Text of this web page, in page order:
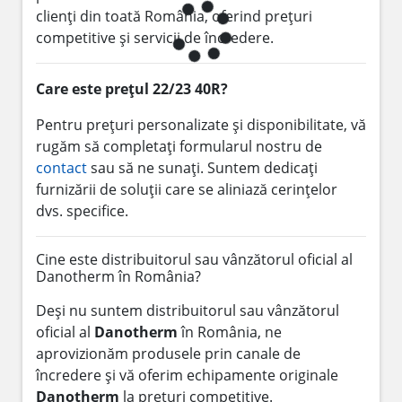
clienți din toată România, oferind prețuri
competitive și servicii de încredere.
Care este prețul 22/23 40R?
Pentru prețuri personalizate și disponibilitate, vă
rugăm să completați formularul nostru de
contactsau să ne sunați. Suntem dedicați
furnizării de soluții care se aliniază cerințelor
dvs. specifice.
Cine este distribuitorul sau vânzătorul oficial al
Danotherm în România?
Deși nu suntem distribuitorul sau vânzătorul
oficial al Danothermîn România, ne
aprovizionăm produsele prin canale de
încredere și vă oferim echipamente originale
Danotherm la prețuri competitive.